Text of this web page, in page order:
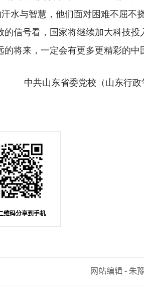
水与智慧，他们面对困难不屈不
信号看，国家将继续加大科技
将来，一定会有更多更精彩的中
中共山东省委党校（山东行
维码分享到手机
网站编辑 - 朱